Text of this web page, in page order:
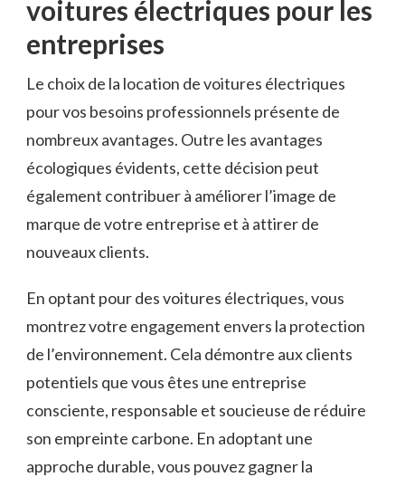
⁤voitures électriques pour les
entreprises
Le choix ​de‍ la location de ‌voitures électriques
pour vos besoins professionnels présente de
nombreux avantages. Outre les avantages
écologiques évidents, cette décision peut
également ⁢contribuer à améliorer l’image de
marque de ​votre entreprise et à attirer ​de
nouveaux⁣ clients.
En optant pour⁤ des voitures électriques, vous
‍montrez​ votre engagement envers la‍ protection
de l’environnement. Cela démontre aux clients
potentiels ​que vous êtes une entreprise
consciente, responsable et soucieuse de réduire
son empreinte carbone. En adoptant une
approche ⁤durable, vous pouvez gagner la